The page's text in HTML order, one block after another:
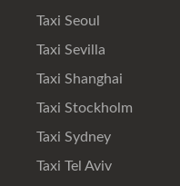
Taxi Seoul
Taxi Sevilla
Taxi Shanghai
Taxi Stockholm
Taxi Sydney
Taxi Tel Aviv